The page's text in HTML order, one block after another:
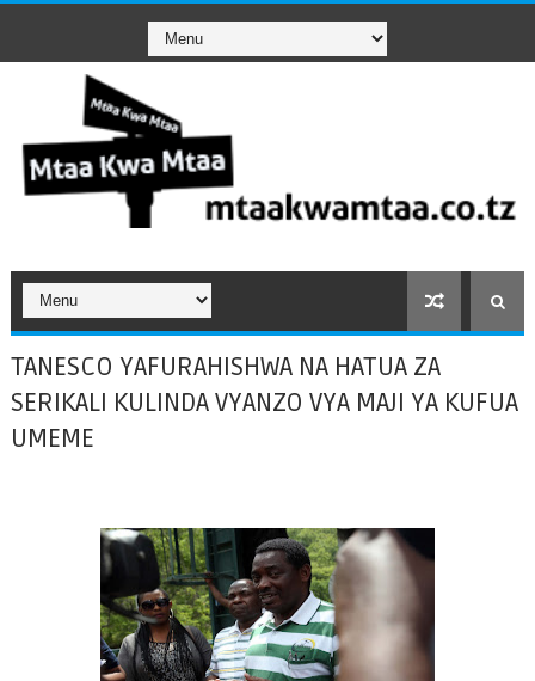
TANESCO YAFURAHISHWA NA HATUA ZA
SERIKALI KULINDA VYANZO VYA MAJI YA KUFUA
UMEME